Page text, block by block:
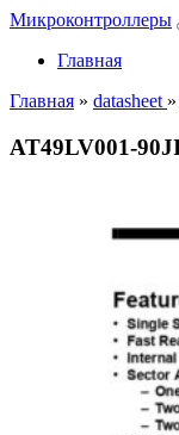
Микроконтроллеры
Главная
Главная » datasheet »
AT49LV001-